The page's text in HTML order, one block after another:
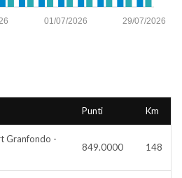
29/07/2026
01/07/2026
Punti Km
Granfondo -
849.0000 148